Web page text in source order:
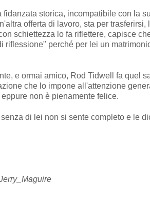
fidanzata storica, incompatibile con la
offerta di lavoro, sta per
schiettezza lo fa riflettere, capisce
riflessione" perché per lei un
e ormai amico, Rod Tidwell fa quel
che lo impone all'attenzione
non è pienamente felice.
di lei non si sente completo e le